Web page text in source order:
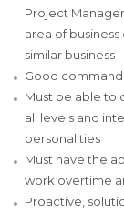
Project
area of
similar business
Good command
Must be able to
all levels and
personalities
Must have the
work overtime
Proactive,